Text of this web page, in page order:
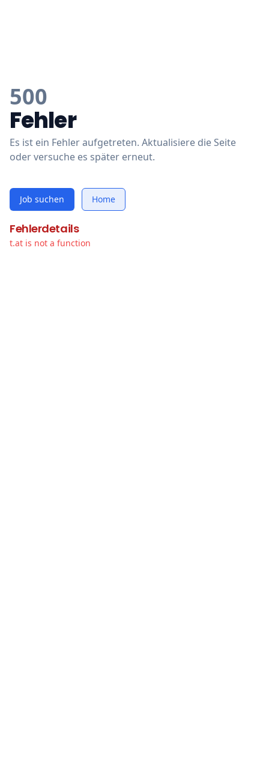
500
Fehler
Es ist ein Fehler aufgetreten. Aktualisiere die Seite
oder versuche es später erneut.
Job suchen Home
Fehlerdetails
t.at is not a function